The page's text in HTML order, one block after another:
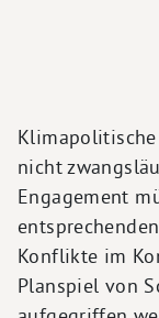
nicht
Engagement
Konflikte im
Planspiel von